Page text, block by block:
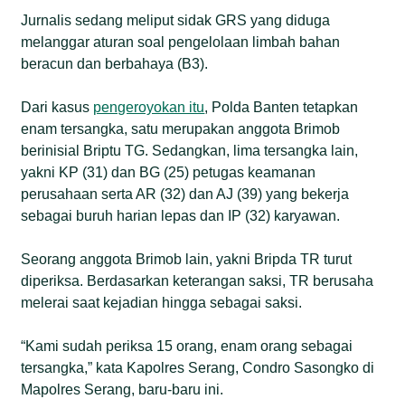
Jurnalis sedang meliput sidak GRS yang diduga
melanggar aturan soal pengelolaan limbah bahan
beracun dan berbahaya (B3).
Dari kasus pengeroyokan itu, Polda Banten tetapkan
enam tersangka, satu merupakan anggota Brimob
berinisial Briptu TG. Sedangkan, lima tersangka lain,
yakni KP (31) dan BG (25) petugas keamanan
perusahaan serta AR (32) dan AJ (39) yang bekerja
sebagai buruh harian lepas dan IP (32) karyawan.
Seorang anggota Brimob lain, yakni Bripda TR turut
diperiksa. Berdasarkan keterangan saksi, TR berusaha
melerai saat kejadian hingga sebagai saksi.
“Kami sudah periksa 15 orang, enam orang sebagai
tersangka,” kata Kapolres Serang, Condro Sasongko di
Mapolres Serang, baru-baru ini.